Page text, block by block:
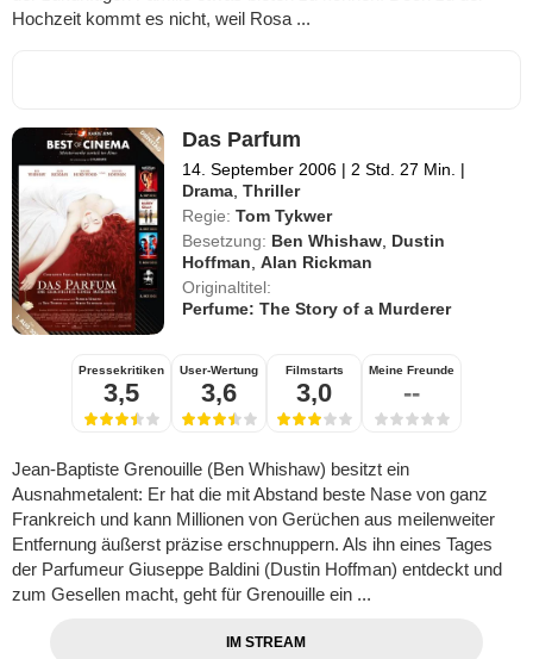
Hochzeit kommt es nicht, weil Rosa ...
Das Parfum
14. September 2006 | 2 Std. 27 Min. |
Drama ,Thriller
Regie: Tom Tykwer
Besetzung: Ben Whishaw Dustin
Hoffman ,Alan Rickman
Originaltitel:
Perfume: The Story of a Murderer
Pressekritiken
3,5
User-Wertung
3,6
Filmstarts
3,0
Meine Freunde
--
Jean-Baptiste Grenouille (Ben Whishaw) besitzt ein
Ausnahmetalent: Er hat die mit Abstand beste Nase von ganz
Frankreich und kann Millionen von Gerüchen aus meilenweiter
Entfernung äußerst präzise erschnuppern. Als ihn eines Tages
der Parfumeur Giuseppe Baldini (Dustin Hoffman) entdeckt und
zum Gesellen macht, geht für Grenouille ein ...
IM STREAM